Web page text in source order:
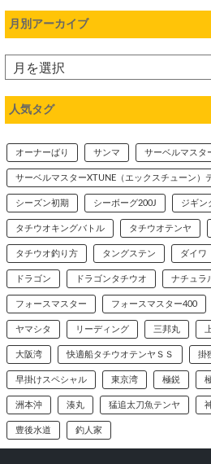
月別アーカイブ
人気タグ
オーナーばり サンマ サーベルマスタ
サーベルマスターXTUNE（エックスチューン）
シーズン初期 シーボーグ200J ジギン
タチウオキングバトル タチウオテンヤ
タチウオ釣り方 タングステン ダイワ
ドラゴン ドラゴンタチウオ ナチュラ
フォースマスター フォースマスター400
ヤマシタ リーディング 三邦丸
大阪湾 快適船タチウオテンヤＳＳ 掛
早掛けスペシャル 東京湾 極鋭
洲本沖 湊丸 猛追太刀魚テンヤ
豊後水道 釣人家